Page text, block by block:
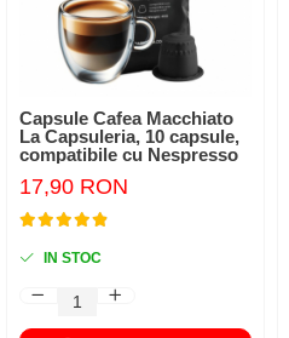
Capsule Cafea Macchiato
La Capsuleria, 10 capsule,
compatibile cu Nespresso
17,90 RON
IN STOC